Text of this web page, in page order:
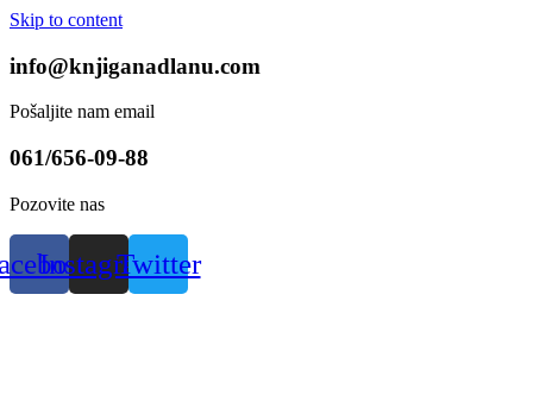
Skip to content
info@knjiganadlanu.com
Pošaljite nam email
061/656-09-88
Pozovite nas
InstagramTwitter